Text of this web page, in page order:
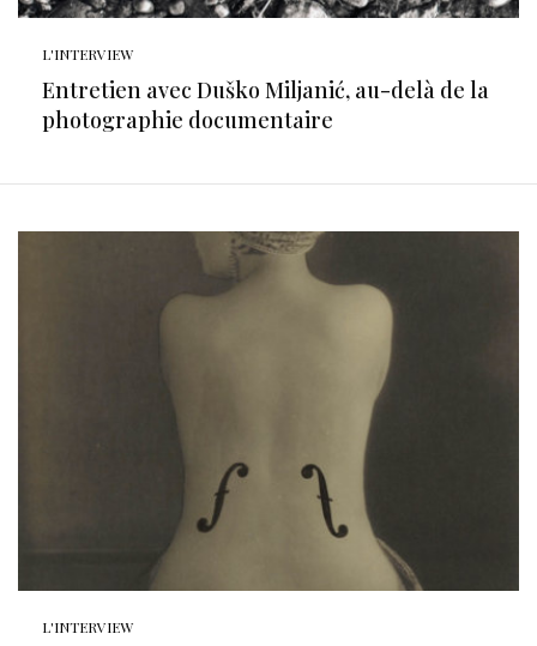
L'INTERVIEW
Entretien avec Duško Miljanić, au-delà de la
photographie documentaire
L'INTERVIEW